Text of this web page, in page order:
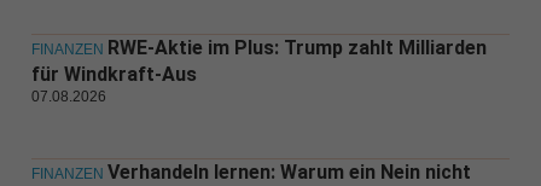
FINANZEN RWE-Aktie im Plus: Trump zahlt Milliarden
für Windkraft-Aus
07.08.2026
FINANZEN Verhandeln lernen: Warum ein Nein nicht